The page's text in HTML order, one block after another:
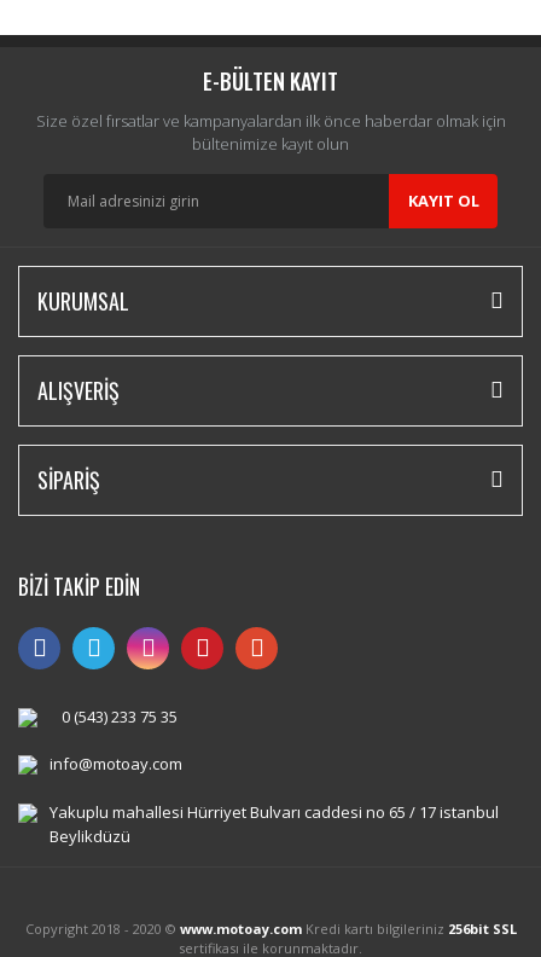
E-BÜLTEN KAYIT
Size özel fırsatlar ve kampanyalardan ilk önce haberdar olmak için
bültenimize kayıt olun
KAYIT OL
KURUMSAL
ALIŞVERİŞ
SİPARİŞ
BİZİ TAKİP EDİN
0 (543) 233 75 35
info@motoay.com
Yakuplu mahallesi Hürriyet Bulvarı caddesi no 65 / 17 istanbul
Beylikdüzü
Copyright 2018 - 2020 © www.motoay.comKredi kartı bilgileriniz 256bit SSL
sertifikası ile korunmaktadır.